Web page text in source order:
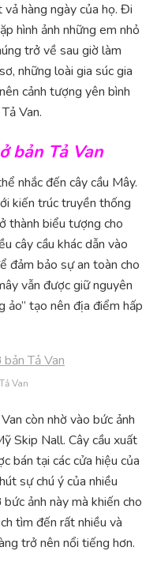
hàng ngày của họ. Đi
hình ảnh những em nhỏ
trở về sau giờ làm
những loài gia súc gia
cảnh tượng yên bình
Van.
bản Tả Van
nhắc đến cây cầu Mây.
kiến trúc truyền thống
thành biểu tượng cho
cây cầu khác dẫn vào
đảm bảo sự an toàn cho
vẫn được giữ nguyên
ảo” tạo nên địa điểm hấp
Van
còn nhờ vào bức ảnh
Skip Nall. Cây cầu xuất
bán tại các cửa hiệu của
sự chú ý của nhiều
ảnh này mà khiến cho
tìm đến rất nhiều và
trở nên nổi tiếng hơn.